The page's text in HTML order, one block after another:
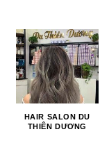
HAIR SALON DU
THIÊN DƯƠNG